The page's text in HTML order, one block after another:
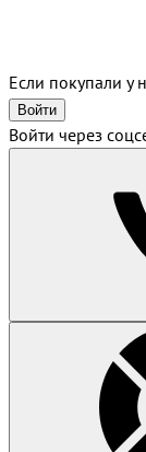
Если покупали у
Войти
Войти через